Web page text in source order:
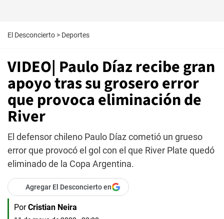
El Desconcierto > Deportes
VIDEO| Paulo Díaz recibe gran
apoyo tras su grosero error
que provoca eliminación de
River
El defensor chileno Paulo Díaz cometió un grueso
error que provocó el gol con el que River Plate quedó
eliminado de la Copa Argentina.
Agregar El Desconcierto en
Por Cristian Neira